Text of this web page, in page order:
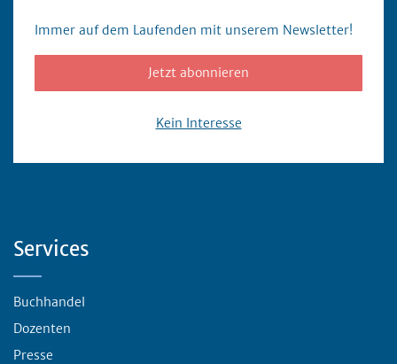
Immer auf dem Laufenden mit unserem Newsletter!
Jetzt abonnieren
Kein Interesse
Services
Buchhandel
Dozenten
Presse